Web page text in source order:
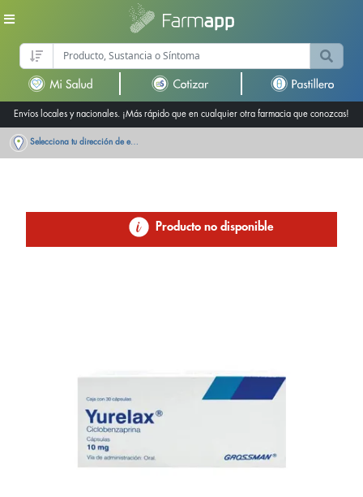
Envíos locales y nacionales. ¡Más rápido que en cualquier otra farmacia que conozcas!
Selecciona tu dirección de entrega
Producto no disponible